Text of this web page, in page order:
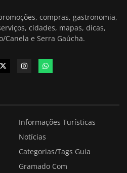
compras, gastronomia,
cidades, mapas, dicas,
Canela e Serra Gaúcha.
Informações Turísticas
Notícias
Categorias/Tags Guia
Gramado Com